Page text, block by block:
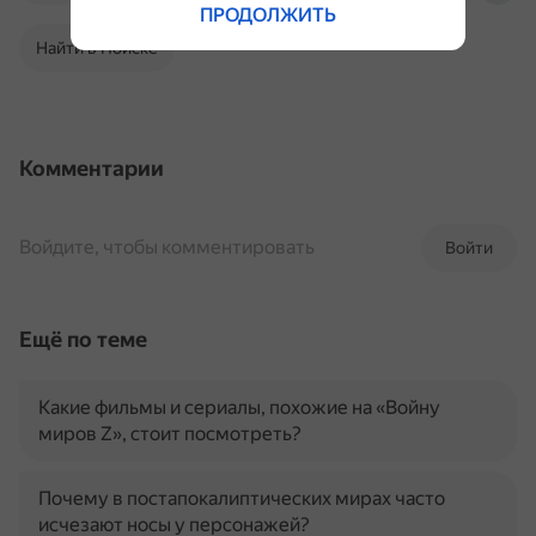
Найти в Поиске
Комментарии
Войти
Войдите, чтобы комментировать
Ещё по теме
Какие фильмы и сериалы, похожие на «Войну
миров Z», стоит посмотреть?
Почему в постапокалиптических мирах часто
исчезают носы у персонажей?
ПРОДОЛЖИТЬ